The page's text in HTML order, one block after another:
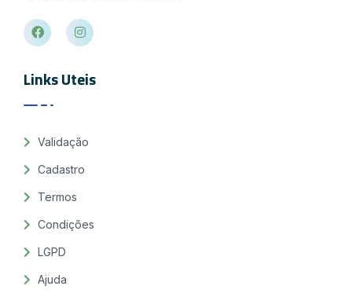
Links Uteis
Validação
Cadastro
Termos
Condições
LGPD
Ajuda